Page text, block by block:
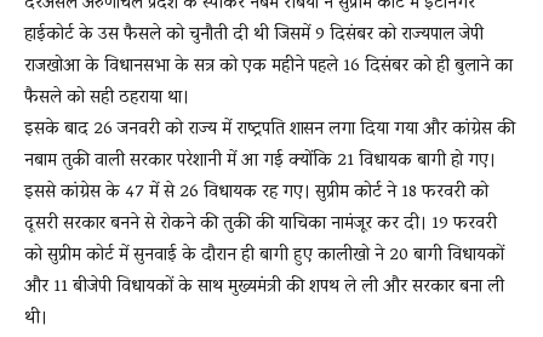
हाईकोर्ट के उस फैसले को चुनौती दी थी जिसमें 9 दिसंबर को राज्यपाल जेपी
राजखोआ के विधानसभा के सत्र को एक महीने पहले 16 दिसंबर को ही बुलाने का
फैसले को सही ठहराया था।
इसके बाद 26 जनवरी को राज्य में राष्ट्रपति शासन लगा दिया गया और कांग्रेस की
नबाम तुकी वाली सरकार परेशानी में आ गई क्योंकि 21 विधायक बागी हो गए।
इससे कांग्रेस के 47 में से 26 विधायक रह गए। सुप्रीम कोर्ट ने 18 फरवरी को
दूसरी सरकार बनने से रोकने की तुकी की याचिका नामंजूर कर दी। 19 फरवरी
को सुप्रीम कोर्ट में सुनवाई के दौरान ही बागी हुए कालीखो ने 20 बागी विधायकों
और 11 बीजेपी विधायकों के साथ मुख्यमंत्री की शपथ ले ली और सरकार बना ली
थी।